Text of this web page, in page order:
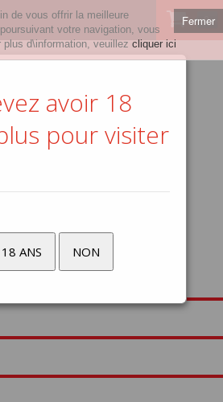
0
avoir 18
pour visiter
ANS NON
Fermer
de vous offrir la meilleure
votre navigation, vous
d\information, veuillez cliquer ici